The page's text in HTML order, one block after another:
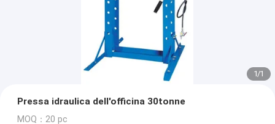
1/1
Pressa idraulica dell'officina 30tonne
MOQ：20 pc